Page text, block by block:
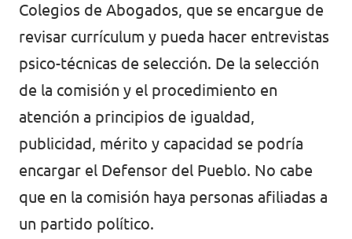
Colegios de Abogados, que se encargue de
revisar currículum y pueda hacer entrevistas
psico-técnicas de selección. De la selección
de la comisión y el procedimiento en
atención a principios de igualdad,
publicidad, mérito y capacidad se podría
encargar el Defensor del Pueblo. No cabe
que en la comisión haya personas afiliadas a
un partido político.